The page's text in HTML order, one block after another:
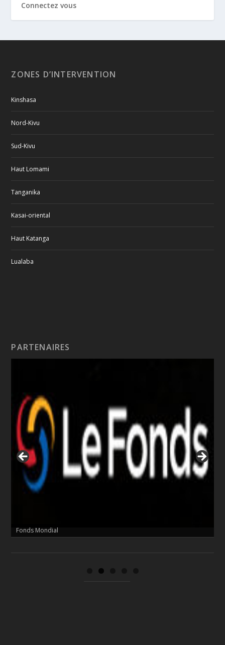
Connectez vous
ZONES D’INTERVENTION
Kinshasa
Nord-Kivu
Sud-Kivu
Haut Lomami
Tanganika
Kasai-oriental
Haut Katanga
Lualaba
PARTENAIRES
Fonds Mondial